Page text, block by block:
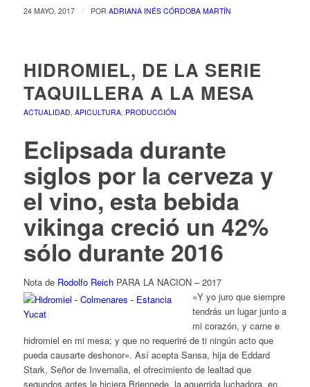
24 MAYO, 2017 / POR ADRIANA INÉS CÓRDOBA MARTÍN
HIDROMIEL, DE LA SERIE
TAQUILLERA A LA MESA
ACTUALIDAD, APICULTURA, PRODUCCIÓN
Eclipsada durante
siglos por la cerveza y
el vino, esta bebida
vikinga creció un 42%
sólo durante 2016
Nota de Rodolfo ReichPARA LA NACION – 2017
«Y yo juro que siempre
tendrás un lugar junto a
mi corazón, y carne e
hidromiel en mi mesa; y que no requeriré de ti ningún acto que
pueda causarte deshonor». Así acepta Sansa, hija de Eddard
Stark, Señor de Invernalia, el ofrecimiento de lealtad que
segundos antes le hiciera Briennede, la aguerrida luchadora, en